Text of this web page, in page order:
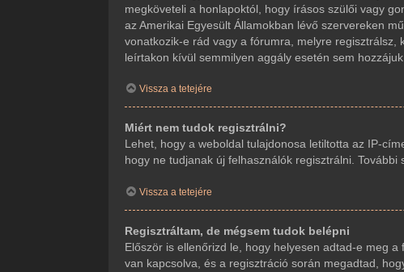
megköveteli a honlapoktól, hogy írásos szülői vagy
az Amerikai Egyesült Államokban lévő szervereken
vonatkozik-e rád vagy a fórumra, melyre
leírtakon kívül semmilyen aggály esetén sem hozzájuk
Vissza a tetejére
Miért nem tudok regisztrálni?
Lehet, hogy a weboldal tulajdonosa letiltotta az IP-
hogy ne tudjanak új felhasználók regisztrálni.
Vissza a tetejére
Regisztráltam, de mégsem tudok belépni
Először is ellenőrizd le, hogy helyesen adtad-e meg
van kapcsolva, és a regisztráció során megadtad,